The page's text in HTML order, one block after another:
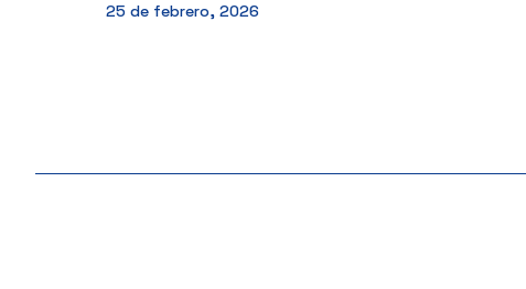
25 de febrero, 2026